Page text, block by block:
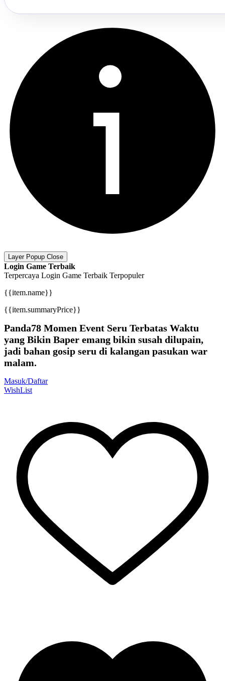
Layer Popup Close
Login Game Terbaik
Terpercaya Login Game Terbaik Terpopuler
{{item.name}}
{{item.summaryPrice}}
Panda78 Momen Event Seru Terbatas Waktu
yang Bikin Baper emang bikin susah dilupain,
jadi bahan gosip seru di kalangan pasukan war
malam.
Masuk/Daftar
WishList